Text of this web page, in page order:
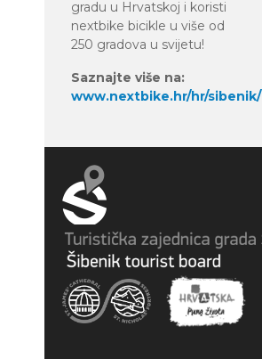
gradu u Hrvatskoj i koristi
nextbike bicikle u više od
250 gradova u svijetu!
Saznajte više na:
www.nextbike.hr/hr/sibenik/